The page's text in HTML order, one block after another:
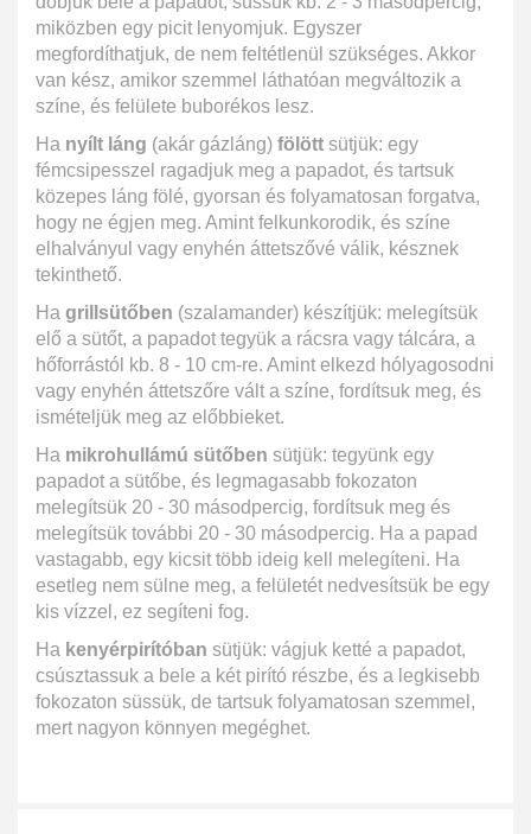
miközben egy picit lenyomjuk. Egyszer
megfordíthatjuk, de nem feltétlenül szükséges. Akkor
van kész, amikor szemmel láthatóan megváltozik a
színe, és felülete buborékos lesz.
Ha nyílt láng (akár gázláng) fölött sütjük: egy
fémcsipesszel ragadjuk meg a papadot, és tartsuk
közepes láng fölé, gyorsan és folyamatosan forgatva,
hogy ne égjen meg. Amint felkunkorodik, és színe
elhalványul vagy enyhén áttetszővé válik, késznek
tekinthető.
Ha grillsütőben (szalamander) készítjük: melegítsük
elő a sütőt, a papadot tegyük a rácsra vagy tálcára, a
hőforrástól kb. 8 - 10 cm-re. Amint elkezd hólyagosodni
vagy enyhén áttetszőre vált a színe, fordítsuk meg, és
ismételjük meg az előbbieket.
Ha mikrohullámú sütőben sütjük: tegyünk egy
papadot a sütőbe, és legmagasabb fokozaton
melegítsük 20 - 30 másodpercig, fordítsuk meg és
melegítsük további 20 - 30 másodpercig. Ha a papad
vastagabb, egy kicsit több ideig kell melegíteni. Ha
esetleg nem sülne meg, a felületét nedvesítsük be egy
kis vízzel, ez segíteni fog.
Ha kenyérpirítóban sütjük: vágjuk ketté a papadot,
csúsztassuk a bele a két pirító részbe, és a legkisebb
fokozaton süssük, de tartsuk folyamatosan szemmel,
mert nagyon könnyen megéghet.